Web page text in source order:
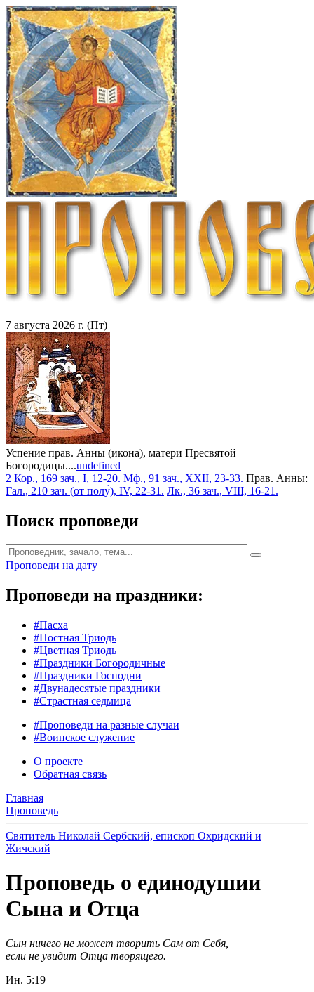
7 августа 2026 г. (Пт)
Успение прав. Анны (икона), матери Пресвятой
Богородицы....undefined
2 Кор., 169 зач., I, 12-20. Мф., 91 зач., XXII, 23-33. Прав. Анны:
Гал., 210 зач. (от полу́), IV, 22-31. Лк., 36 зач., VIII, 16-21.
Поиск проповеди
Проповеди на дату
Проповеди на праздники:
#Пасха
#Постная Триодь
#Цветная Триодь
#Праздники Богородичные
#Праздники Господни
#Двунадесятые праздники
#Страстная седмица
#Проповеди на разные случаи
#Воинское служение
О проекте
Обратная связь
Главная
Проповедь
Святитель Николай Сербский, епископ Охридский и
Жичский
Проповедь о единодушии
Сына и Отца
Сын ничего не может творить Сам от Себя,
если не увидит Отца творящего.
Ин. 5:19